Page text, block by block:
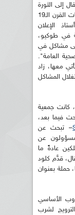
إلى الثورة
الصناعية التي اندلعت في أوروبا بداية ثمانينيات القرن الـ19
الإعلان
في طوكيو،
مشاكل في
العامة".
معها، زاد
المشاكل
كانت جمعية
فيما بعد،
– تبحث عن
عن
عادةً ما
قدَّم كلود
هوبكنز من وكالة الإعلانات Lord & Thomas، حملة بعنوان
الأساسي
لشرب